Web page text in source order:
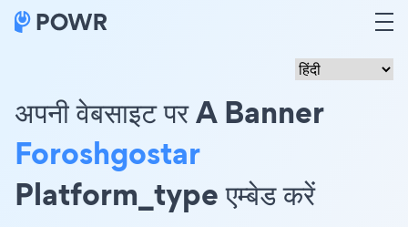
अपनी वेबसाइट पर A Banner
Foroshgostar
Platform_type एम्बेड करें